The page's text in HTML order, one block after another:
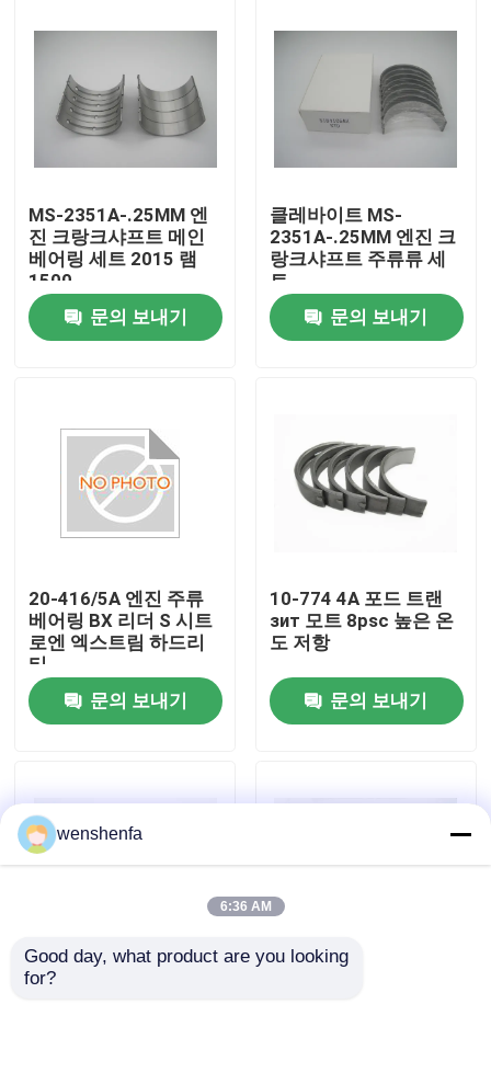
비디오
우리 에 관한 것
공장 투어
저희와 연락
MS-2351A-.25MM 엔
진 크랑크샤프트 메인
베어링 세트 2015 램
1500
문의 보내기
클레바이트 MS-
2351A-.25MM 엔진 크
랑크샤프트 주류류 세
트
문의 보내기
20-416/5A 엔진 주류
베어링 BX 리더 S 시트
로엔 엑스트림 하드리
티
문의 보내기
10-774 4A 포드 트랜
зит 모트 8psc 높은 온
도 저항
문의 보내기
M5227SA 주류 베어링
wenshenfa
6:36 AM
Good day, what product are you looking
for?